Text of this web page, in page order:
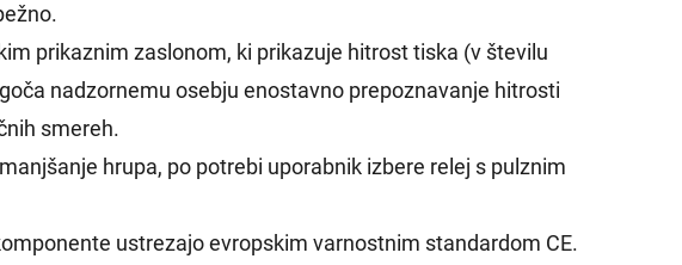
prikaznim zaslonom, ki prikazuje hitrost tiska (v številu
nadzornemu osebju enostavno prepoznavanje hitrosti
smereh.
hrupa, po potrebi uporabnik izbere relej s pulznim
ustrezajo evropskim varnostnim standardom CE.